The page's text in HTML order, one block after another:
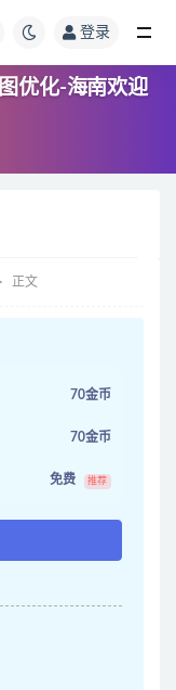
登录
优化-海南欢迎
正文
70金币
70金币
免费 推荐